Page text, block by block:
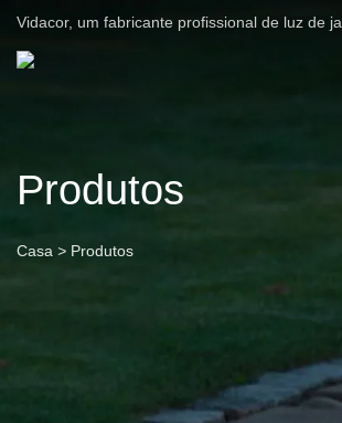
Vidacor, um fabricante profissional de luz de
Produtos
Casa > Produtos